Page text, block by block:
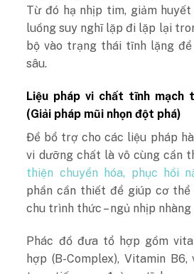
Từ đó hạ nhịp tim, giảm
luồng suy nghĩ lặp đi lặp lại
bộ vào trạng thái tĩnh lặng
sâu.
Liệu pháp vi chất tĩnh mạch
(Giải pháp mũi nhọn đột phá)
Để bổ trợ cho các liệu pháp
vi dưỡng chất là vô cùng cần
thiện chuyển hóa, phục hồi
phần cần thiết để giúp cơ thể
chu trình thức – ngủ nhịp nhàng
Phác đồ đưa tổ hợp gồm
hợp (B-Complex), Vitamin